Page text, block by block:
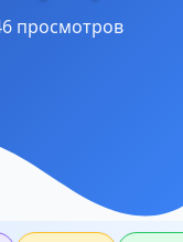
просмотров